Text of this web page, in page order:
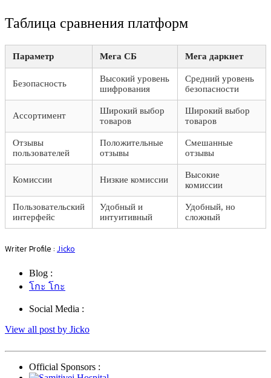
Таблица сравнения платформ
Параметр Мега СБ Мега даркнет
Безопасность
Высокий уровень
шифрования
Средний уровень
безопасности
Ассортимент
Широкий выбор
товаров
Широкий выбор
товаров
Отзывы
пользователей
Положительные
отзывы
Смешанные
отзывы
Комиссии Низкие комиссии
Высокие
комиссии
Пользовательский
интерфейс
Удобный и
интуитивный
Удобный, но
сложный
Writer Profile : Jicko
Blog :
โกะ โกะ
Social Media :
View all post by Jicko
Official Sponsors :